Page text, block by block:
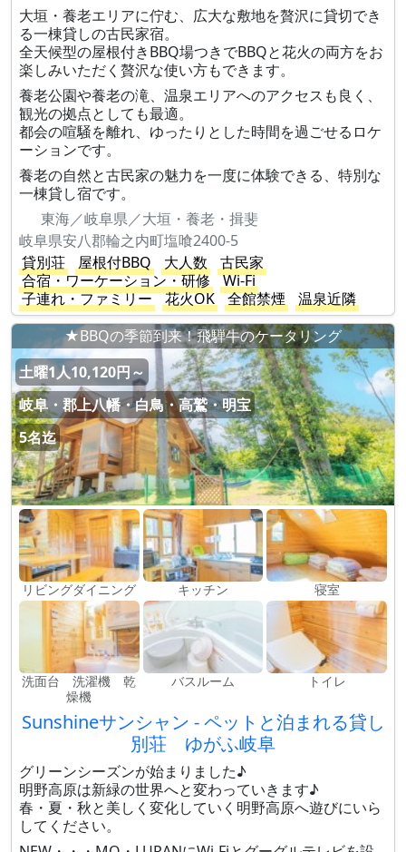
大垣・養老エリアに佇む、広大な敷地を贅沢に貸切でき
る一棟貸しの古民家宿。
全天候型の屋根付きBBQ場つきでBBQと花火の両方をお
楽しみいただく贅沢な使い方もできます。
養老公園や養老の滝、温泉エリアへのアクセスも良く、
観光の拠点としても最適。
都会の喧騒を離れ、ゆったりとした時間を過ごせるロケ
ーションです。
養老の自然と古民家の魅力を一度に体験できる、特別な
一棟貸し宿です。
東海／岐阜県／大垣・養老・揖斐
岐阜県安八郡輪之内町塩喰2400-5
貸別荘
屋根付BBQ 大人数
古民家
合宿・ワーケーション・研修
Wi-Fi
子連れ・ファミリー
花火OK 全館禁煙
温泉近隣
★BBQの季節到来！飛騨牛のケータリング
土曜1人10,120円～
岐阜・郡上八幡・白鳥・高鷲・明宝
5名迄
リビングダイニング キッチン 寝室
洗面台 洗濯機 乾
燥機
バスルーム トイレ
Sunshineサンシャン - ペットと泊まれる貸し
別荘 ゆがふ岐阜
グリーンシーズンが始まりました♪
明野高原は新緑の世界へと変わっていきます♪
春・夏・秋と美しく変化していく明野高原へ遊びにいら
してください。